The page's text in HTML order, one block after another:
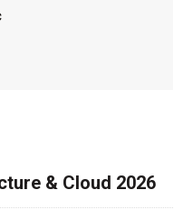
& Cloud 2026